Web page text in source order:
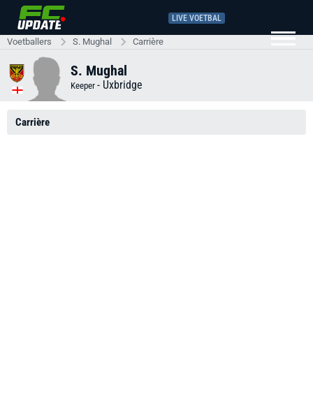
LIVE VOETBAL
Voetballers S. Mughal Carrière
S. Mughal
Keeper - Uxbridge
Carrière